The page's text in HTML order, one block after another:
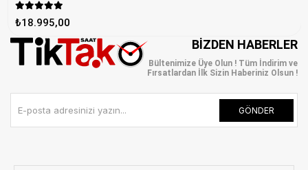
₺18.995,00
BIZDEN HABERLER
Bültenimize Üye Olun ! Tüm İndirim ve
Fırsatlardan İlk Sizin Haberiniz Olsun !
GÖNDER